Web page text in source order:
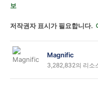
보
저작권자 표시가 필요합니다.
Magnific
3,282,832의 리소